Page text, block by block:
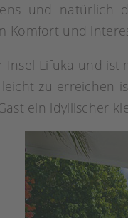
und natürlich
Komfort und
Insel Lifuka und
zu
ein idyllischer